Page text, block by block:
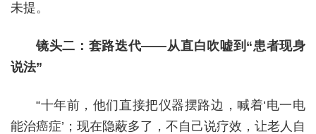
未提。
镜头二：套路迭代——从直白吹嘘到“患者现身
说法”
“十年前，他们直接把仪器摆路边，喊着‘电一电
能治癌症’；现在隐蔽多了，不自己说疗效，让老人自